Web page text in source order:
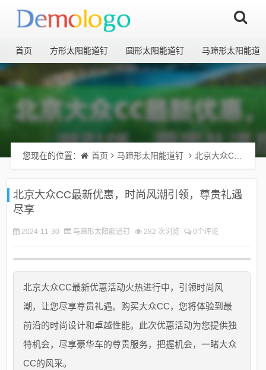
首页 方形太阳能道钉 圆形太阳能道钉 马蹄形太阳能道
您现在的位置： 首页 马蹄形太阳能道钉 北京大众CC最新优惠，时尚风潮引领，尊贵礼遇尽享
北京大众CC最新优惠，时尚风潮引领，尊贵礼遇
尽享
2024-11-30 马蹄形太阳能道钉 282 次浏览 0个评论
北京大众CC最新优惠活动火热进行中，引领时尚风
潮，让您尽享尊贵礼遇。购买大众CC，您将体验到最
前沿的时尚设计和卓越性能。此次优惠活动为您提供独
特机会，尽享豪华车的尊贵服务，把握机会，一睹大众
CC的风采。